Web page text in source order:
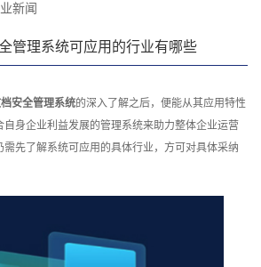
新闻
管理系统可应用的行业有哪些
安全管理系统的深入了解之后，便能从其应用特性
身企业利益发展的管理系统来助力整体企业运营
先了解系统可应用的具体行业，方可对具体采纳